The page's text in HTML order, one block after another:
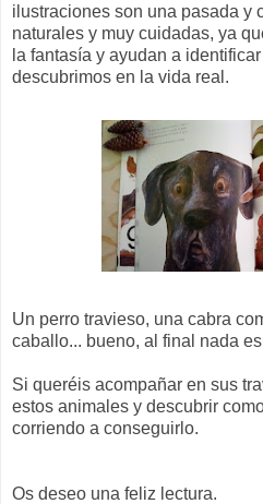
ilustraciones son una pasada y
naturales y muy cuidadas, ya
la fantasía y ayudan a
descubrimos en la vida real.
Un perro travieso, una cabra
caballo... bueno, al final nada
Si queréis acompañar en sus
estos animales y descubrir
corriendo a conseguirlo.
Os deseo una feliz lectura.